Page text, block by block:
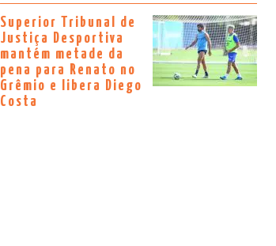
Superior Tribunal de
Justiça Desportiva
mantém metade da
pena para Renato no
Grêmio e libera Diego
Costa